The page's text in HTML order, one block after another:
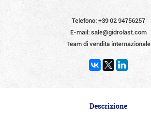
Telefono:+39 02 94756257
E-mail:sale@gidrolast.com
Team di vendita internazionale
Descrizione